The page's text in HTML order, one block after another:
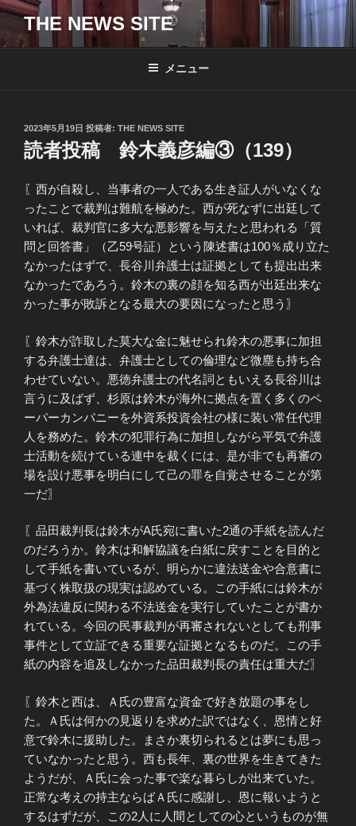
コ
テ
THE NEWS SITE
メニュー
投
稿
日:
2023年5月19日 投稿者: THE NEWS SITE
読者投稿 鈴木義彦編③（139）
〖西が自殺し、当事者の一人である生き証人がいなくな
ったことで裁判は難航を極めた。西が死なずに出廷して
いれば、裁判官に多大な悪影響を与えたと思われる「質
問と回答書」（乙59号証）という陳述書は100％成り立た
なかったはずで、長谷川弁護士は証拠としても提出出来
なかったであろう。鈴木の裏の顔を知る西が出廷出来な
かった事が敗訴となる最大の要因になったと思う〗
〖鈴木が詐取した莫大な金に魅せられ鈴木の悪事に加担
する弁護士達は、弁護士としての倫理など微塵も持ち合
わせていない。悪徳弁護士の代名詞ともいえる長谷川は
言うに及ばず、杉原は鈴木が海外に拠点を置く多くのペ
ーパーカンパニーを外資系投資会社の様に装い常任代理
人を務めた。鈴木の犯罪行為に加担しながら平気で弁護
士活動を続けている連中を裁くには、是が非でも再審の
場を設け悪事を明白にして己の罪を自覚させることが第
一だ〗
〖品田裁判長は鈴木がA氏宛に書いた2通の手紙を読んだ
のだろうか。鈴木は和解協議を白紙に戻すことを目的と
して手紙を書いているが、明らかに違法送金や合意書に
基づく株取扱の現実は認めている。この手紙には鈴木が
外為法違反に関わる不法送金を実行していたことが書か
れている。今回の民事裁判が再審されないとしても刑事
事件として立証できる重要な証拠となるものだ。この手
紙の内容を追及しなかった品田裁判長の責任は重大だ〗
〖鈴木と西は、Ａ氏の豊富な資金で好き放題の事をし
た。Ａ氏は何かの見返りを求めた訳ではなく、恩情と好
意で鈴木に援助した。まさか裏切られるとは夢にも思っ
ていなかったと思う。西も長年、裏の世界を生きてきた
ようだが、Ａ氏に会った事で楽な暮らしが出来ていた。
正常な考えの持主ならばＡ氏に感謝し、恩に報いようと
するはずだが、この2人に人間としての心というものが無